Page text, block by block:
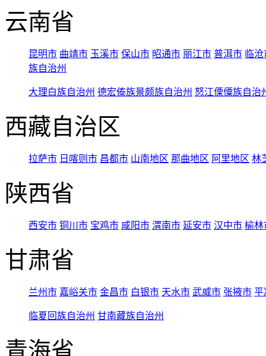
云南省
昆明市 曲靖市 玉溪市 保山市 昭通市 丽江市 普洱市 临
族自治州
大理白族自治州 德宏傣族景颇族自治州 怒江傈僳族自治
西藏自治区
拉萨市 日喀则市 昌都市 山南地区 那曲地区 阿里地区 林
陕西省
西安市 铜川市 宝鸡市 咸阳市 渭南市 延安市 汉中市 榆林
甘肃省
兰州市 嘉峪关市 金昌市 白银市 天水市 武威市 张掖市 平
临夏回族自治州 甘南藏族自治州
青海省